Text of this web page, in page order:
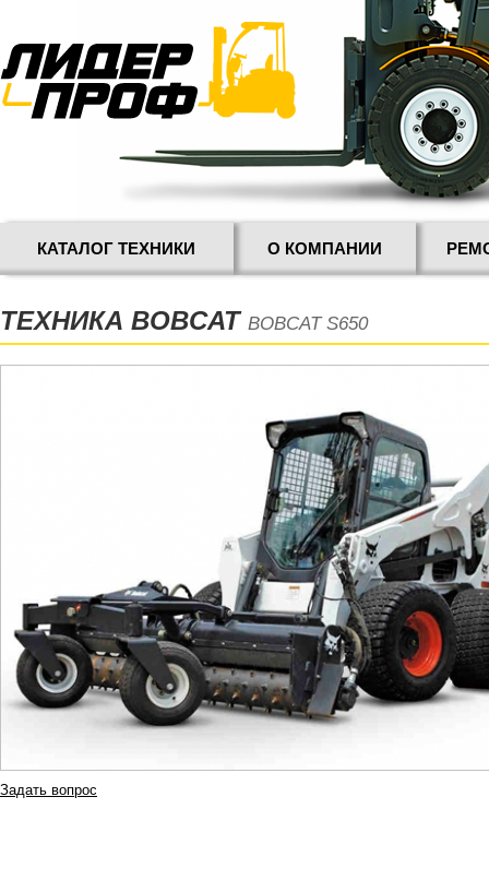
КАТАЛОГ ТЕХНИКИ О КОМПАНИИ
ТЕХНИКА BOBCAT BOBCAT S650
Задать вопрос